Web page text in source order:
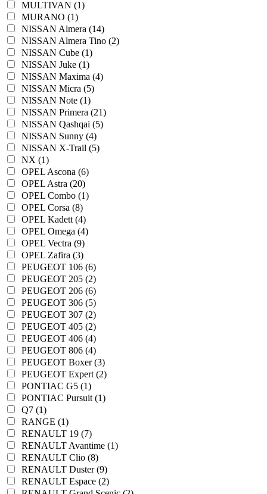
MULTIVAN (1)
MURANO (1)
NISSAN Almera (14)
NISSAN Almera Tino (2)
NISSAN Cube (1)
NISSAN Juke (1)
NISSAN Maxima (4)
NISSAN Micra (5)
NISSAN Note (1)
NISSAN Primera (21)
NISSAN Qashqai (5)
NISSAN Sunny (4)
NISSAN X-Trail (5)
NX (1)
OPEL Ascona (6)
OPEL Astra (20)
OPEL Combo (1)
OPEL Corsa (8)
OPEL Kadett (4)
OPEL Omega (4)
OPEL Vectra (9)
OPEL Zafira (3)
PEUGEOT 106 (6)
PEUGEOT 205 (2)
PEUGEOT 206 (6)
PEUGEOT 306 (5)
PEUGEOT 307 (2)
PEUGEOT 405 (2)
PEUGEOT 406 (4)
PEUGEOT 806 (4)
PEUGEOT Boxer (3)
PEUGEOT Expert (2)
PONTIAC G5 (1)
PONTIAC Pursuit (1)
Q7 (1)
RANGE (1)
RENAULT 19 (7)
RENAULT Avantime (1)
RENAULT Clio (8)
RENAULT Duster (9)
RENAULT Espace (2)